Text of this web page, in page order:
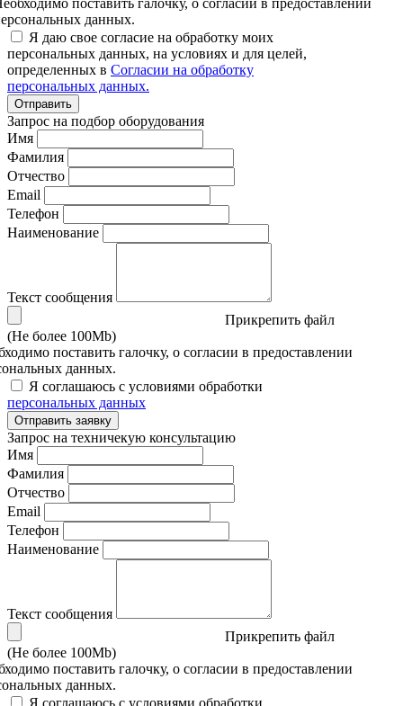
поставить галочку, о согласии в предоставлении
данных.
Я даю свое согласие на обработку моих
персональных данных, на условиях и для целей,
определенных в Согласии на обработку
персональных данных.
Отправить
Запрос на подбор оборудования
Имя
Фамилия
Отчество
Email
Телефон
Наименование
Текст сообщения
Прикрепить файл
(Не более 100Mb)
поставить галочку, о согласии в предоставлении
данных.
Я соглашаюсь с условиями обработки
персональных данных
Отправить заявку
Запрос на техничекую консультацию
Имя
Фамилия
Отчество
Email
Телефон
Наименование
Текст сообщения
Прикрепить файл
(Не более 100Mb)
поставить галочку, о согласии в предоставлении
данных.